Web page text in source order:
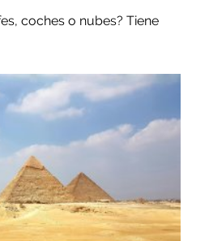
coches o nubes? Tiene